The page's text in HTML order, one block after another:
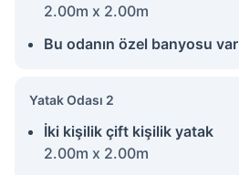
2.00m x 2.00m
Bu odanın özel banyosu var
Yatak Odası 2
İki kişilik çift kişilik yatak
2.00m x 2.00m